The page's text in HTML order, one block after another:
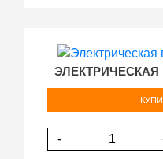
ЭЛЕКТРИЧЕСКАЯ
-